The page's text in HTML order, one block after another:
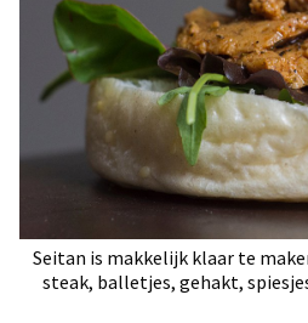
Seitan is makkelijk klaar te
steak, balletjes, gehakt,